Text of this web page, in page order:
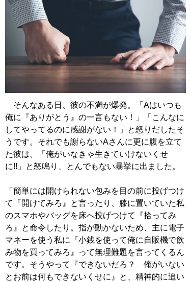
そんなある日、彼の不満が爆発。「Aはいつも
俺に『ありがとう』の一言もない！」「こんなに
してやってるのに感謝がない！」と怒りだしたそ
うです。それでも謝らないAさんに更に腹を立て
た彼は、「俺がいなきゃ生きていけないくせ
に!!」と怒鳴り、とんでもない暴挙に出ました。
「簡単には開けられない包みを目の前に投げつけ
て『開けてみろ』と言ったり、膝に置いていた私
のスマホやバッグを床へ投げつけて『拾ってみ
ろ』と命令したり。指が動かないため、主に電子
マネーを使う私に『小銭を使って俺に自販機で飲
み物を買ってみろ』って無理難題を言ってくるん
です。そうやって『できないだろ？ 俺がいない
とお前は何もできないくせに』と、精神的に追い